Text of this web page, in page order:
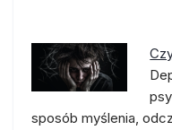
sposób myślenia,